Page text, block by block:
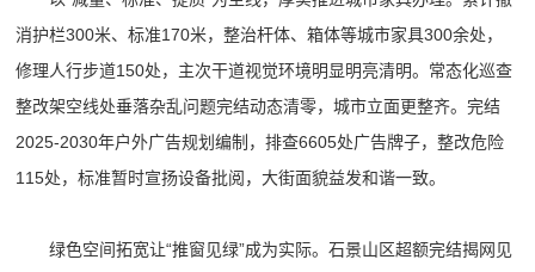
消护栏300米、标准170米，整治杆体、箱体等城市家具300余处，
修理人行步道150处，主次干道视觉环境明显明亮清明。常态化巡查
整改架空线处垂落杂乱问题完结动态清零，城市立面更整齐。完结
2025-2030年户外广告规划编制，排查6605处广告牌子，整改危险
115处，标准暂时宣扬设备批阅，大街面貌益发和谐一致。
绿色空间拓宽让“推窗见绿”成为实际。石景山区超额完结揭网见